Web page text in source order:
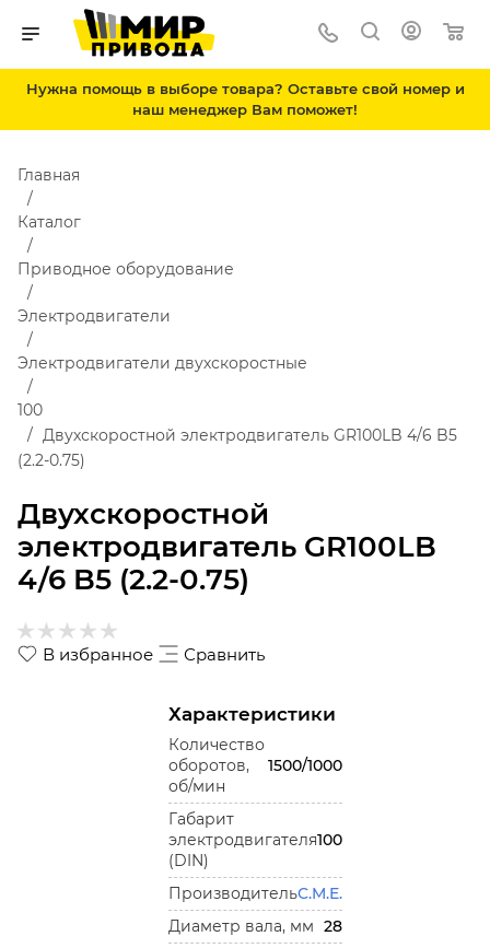
Нужна помощь в выборе товара? Оставьте свой номер и
наш менеджер Вам поможет!
Двухскоростной
электродвигатель GR100LB
4/6 B5 (2.2-0.75)
Главная
Каталог
Приводное оборудование
Электродвигатели
Электродвигатели двухскоростные
100
Двухскоростной электродвигатель GR100LB 4/6 B5
(2.2-0.75)
В избранное Сравнить
Характеристики
Количество
оборотов,
об/мин
1500/1000
Габарит
электродвигателя
(DIN)
100
ПроизводительC.M.E.
Диаметр вала, мм 28